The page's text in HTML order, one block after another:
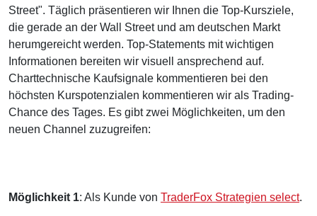
Street". Täglich präsentieren wir Ihnen die Top-Kursziele,
die gerade an der Wall Street und am deutschen Markt
herumgereicht werden. Top-Statements mit wichtigen
Informationen bereiten wir visuell ansprechend auf.
Charttechnische Kaufsignale kommentieren bei den
höchsten Kurspotenzialen kommentieren wir als Trading-
Chance des Tages. Es gibt zwei Möglichkeiten, um den
neuen Channel zuzugreifen:
Möglichkeit 1: Als Kunde von TraderFox Strategien select.